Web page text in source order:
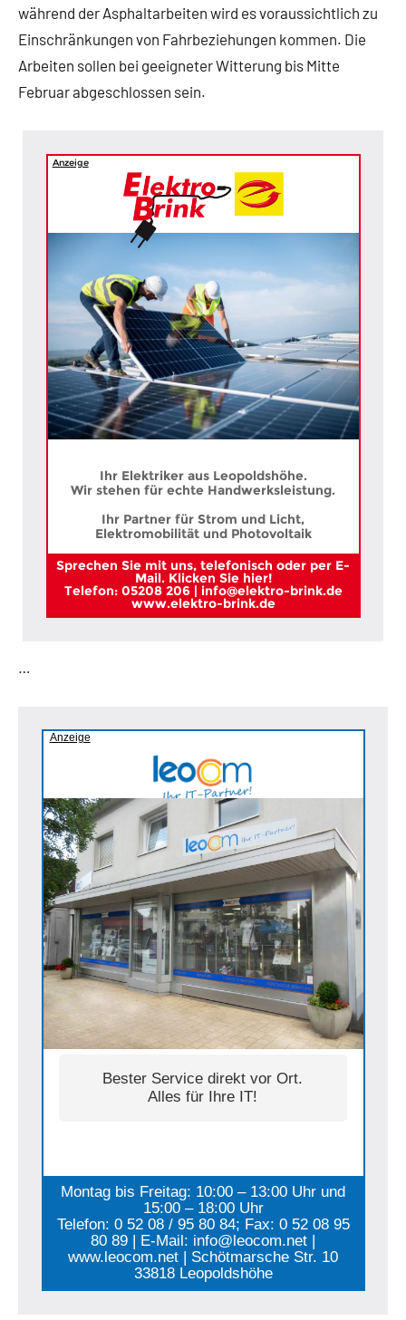
während der Asphaltarbeiten wird es voraussichtlich zu
Einschränkungen von Fahrbeziehungen kommen. Die
Arbeiten sollen bei geeigneter Witterung bis Mitte
Februar abgeschlossen sein.
Anzeige
Ihr Elektriker aus Leopoldshöhe.
Wir stehen für echte Handwerksleistung.
Ihr Partner für Strom und Licht,
Elektromobilität und Photovoltaik
Sprechen Sie mit uns, telefonisch oder per E-
Mail. Klicken Sie hier!
Telefon: 05208 206 | info@elektro-brink.de
www.elektro-brink.de
…
Anzeige
Bester Service direkt vor Ort.
Alles für Ihre IT!
Montag bis Freitag: 10:00 – 13:00 Uhr und
15:00 – 18:00 Uhr
Telefon: 0 52 08 / 95 80 84; Fax: 0 52 08 95
80 89 | E-Mail: info@leocom.net |
www.leocom.net | Schötmarsche Str. 10
33818 Leopoldshöhe